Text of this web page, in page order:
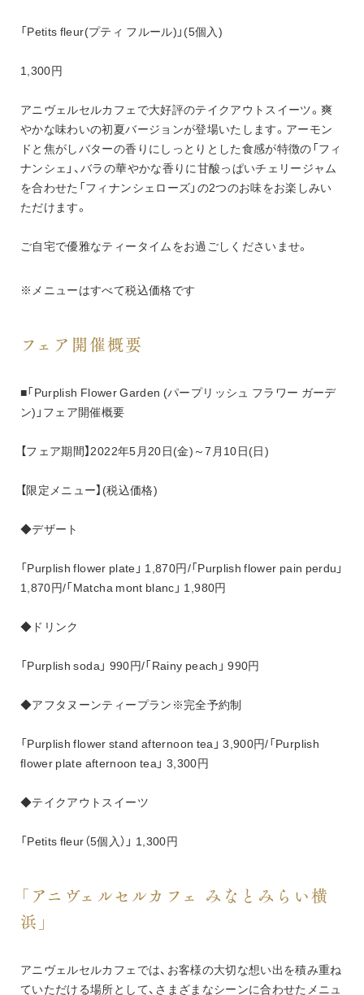
「Petits fleur(プティ フルール)」(5個入)
1,300円
アニヴェルセルカフェで大好評のテイクアウトスイーツ。爽
やかな味わいの初夏バージョンが登場いたします。アーモン
ドと焦がしバターの香りにしっとりとした食感が特徴の「フィ
ナンシェ」、バラの華やかな香りに甘酸っぱいチェリージャム
を合わせた「フィナンシェローズ」の2つのお味をお楽しみい
ただけます。
ご自宅で優雅なティータイムをお過ごしくださいませ。
※メニューはすべて税込価格です
フェア開催概要
■「Purplish Flower Garden (パープリッシュ フラワー ガーデ
ン)」フェア開催概要
【フェア期間】2022年5月20日(金)～7月10日(日)
【限定メニュー】(税込価格)
◆デザート
「Purplish flower plate」 1,870円/「Purplish flower pain perdu」
1,870円/「Matcha mont blanc」 1,980円
◆ドリンク
「Purplish soda」 990円/「Rainy peach」 990円
◆アフタヌーンティープラン※完全予約制
「Purplish flower stand afternoon tea」 3,900円/「Purplish
flower plate afternoon tea」 3,300円
◆テイクアウトスイーツ
「Petits fleur（5個入）」 1,300円
「アニヴェルセルカフェ みなとみらい横
浜」
アニヴェルセルカフェでは、お客様の大切な想い出を積み重ね
ていただける場所として、さまざまなシーンに合わせたメニュ